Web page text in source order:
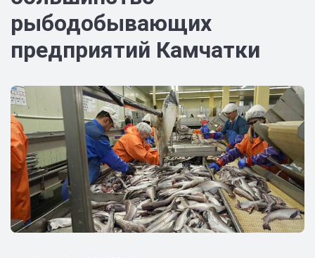
рыбодобывающих
предприятий Камчатки